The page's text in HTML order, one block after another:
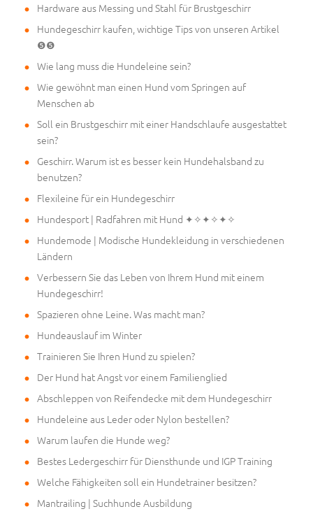
Hardware aus Messing und Stahl für Brustgeschirr
Hundegeschirr kaufen, wichtige Tips von unseren Artikel
❺❺
Wie lang muss die Hundeleine sein?
Wie gewöhnt man einen Hund vom Springen auf
Menschen ab
Soll ein Brustgeschirr mit einer Handschlaufe ausgestattet
sein?
Geschirr. Warum ist es besser kein Hundehalsband zu
benutzen?
Flexileine für ein Hundegeschirr
Hundesport | Radfahren mit Hund ✦✧✦✧✦✧
Hundemode | Modische Hundekleidung in verschiedenen
Ländern
Verbessern Sie das Leben von Ihrem Hund mit einem
Hundegeschirr!
Spazieren ohne Leine. Was macht man?
Hundeauslauf im Winter
Trainieren Sie Ihren Hund zu spielen?
Der Hund hat Angst vor einem Familienglied
Abschleppen von Reifendecke mit dem Hundegeschirr
Hundeleine aus Leder oder Nylon bestellen?
Warum laufen die Hunde weg?
Bestes Ledergeschirr für Diensthunde und IGP Training
Welche Fähigkeiten soll ein Hundetrainer besitzen?
Mantrailing | Suchhunde Ausbildung